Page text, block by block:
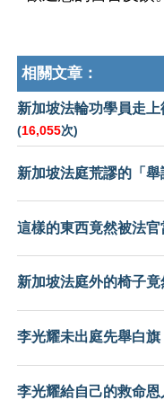
相關文章：
新加坡法輪功學員走
(16,055次)
新加坡法庭荒謬的「舉
這樣的東西竟然被法官
新加坡法庭外的椅子竟
李光耀未出庭先舉白旗
李光耀給自己的救命